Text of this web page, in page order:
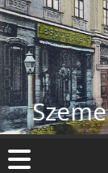
Skip
to
content